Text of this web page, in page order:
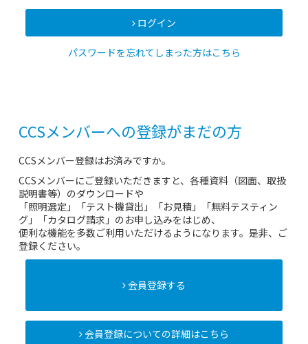
ログイン
パスワードを忘れてしまった方はこちら
CCSメンバーへの登録がまだの方
CCSメンバー登録はお済みですか。
CCSメンバーにご登録いただきますと、各種資料（図面、取扱
説明書等）のダウンロードや
「照明選定」「テスト機貸出」「お見積」「無料テスティン
グ」「カタログ請求」のお申し込みをはじめ、
便利な機能を多数ご利用いただけるようになります。是非、ご
登録ください。
会員登録する
会員登録についての詳細はこちら